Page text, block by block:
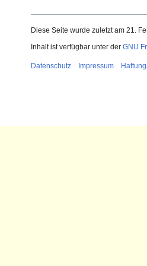
Diese Seite wurde zuletzt am 21.
Inhalt ist verfügbar unter der GNU
Datenschutz Impressum